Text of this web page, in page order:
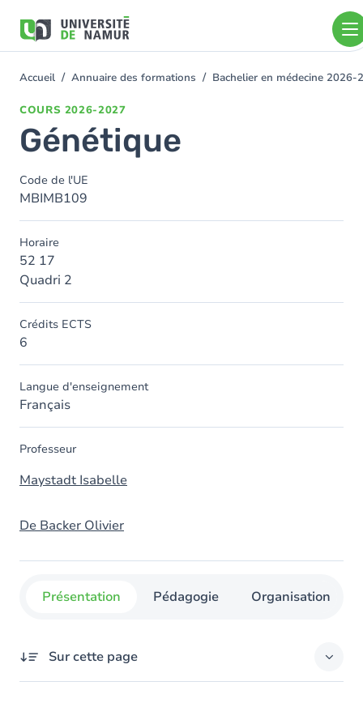
contenu
You
Accueil Annuaire des formations Bachelier en médecine 2026-
COURS 2026-2027
Génétique
Code de l'UE
MBIMB109
Horaire
52 17
Quadri 2
Crédits ECTS
6
Langue d'enseignement
Français
Professeur
Maystadt Isabelle
De Backer Olivier
Présentation Pédagogie Organisation
Sur cette page